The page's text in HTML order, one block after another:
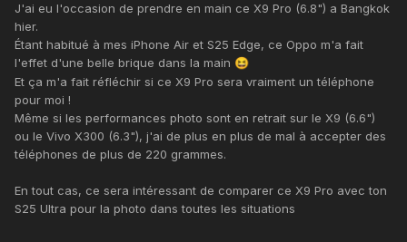
J'ai eu l'occasion de prendre en main ce X9 Pro (6.8") a Bangkok
hier.
Étant habitué à mes iPhone Air et S25 Edge, ce Oppo m'a fait
l'effet d'une belle brique dans la main 😆
Et ça m'a fait réfléchir si ce X9 Pro sera vraiment un téléphone
pour moi !
Même si les performances photo sont en retrait sur le X9 (6.6")
ou le Vivo X300 (6.3"), j'ai de plus en plus de mal à accepter des
téléphones de plus de 220 grammes.
En tout cas, ce sera intéressant de comparer ce X9 Pro avec ton
S25 Ultra pour la photo dans toutes les situations